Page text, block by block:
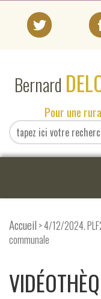
Bernard
Pour une
EN DIRECT DU SÉNAT
EN DIRECT DU CANTAL
Accueil > 4/12/2024.
communale